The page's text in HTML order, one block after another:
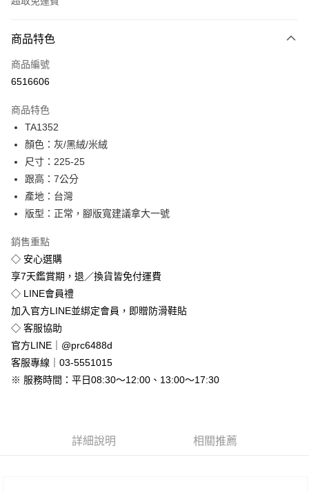
信用卡一次付款
超商取貨付款
Apple Pay
街口支付
悠遊付
Google Pay
運送方式
全家付款取貨
免運費
付款後全家取貨
免運費
7-11付款取貨
每筆NT$80，滿NT$800(含以上)免運費
商品特色
商品編號
6516606
商品特色
TA1352
顏色：灰/黑絨/米絨
尺寸：225-25
跟高：7公分
產地：台灣
版型：正常，腳版寬建議拿大一號
銷售重點
◇ 安心選購
享7天鑑賞期，退／換貨皆免付運費
◇ LINE會員禮
加入官方LINE並綁定會員，即贈防滑鞋貼
◇ 客服協助
官方LINE｜@prc6488d
客服專線｜03-5551015
※ 服務時間：平日08:30～12:00、13:00～17:30
詳細說明 相關推薦